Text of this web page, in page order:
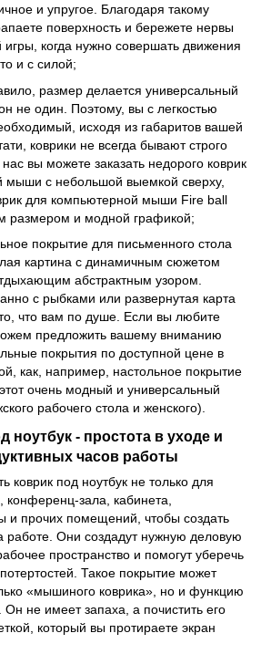
и упругое. Благодаря такому
поверхность и бережете нервы
игры, когда нужно совершать движения
и с силой;
размер делается универсальный
не один. Поэтому, вы с легкостью
исходя из габаритов вашей
коврики не всегда бывают строго
вы можете заказать недорого коврик
мыши с небольшой выемкой сверху,
для компьютерной мыши Fire ball
размером и модной графикой;
покрытие для письменного стола
картина с динамичным сюжетом
абстрактным узором.
с рыбками или развернутая карта
что вам по душе. Если вы любите
предложить вашему вниманию
покрытия по доступной цене в
как, например, настольное покрытие
очень модный и универсальный
рабочего стола и женского).
ноутбук - простота в уходе и
часов работы
коврик под ноутбук не только для
зала, кабинета,
и прочих помещений, чтобы создать
работе. Они создадут нужную деловую
пространство и помогут уберечь
Такое покрытие может
«мышиного коврика», но и функцию
не имеет запаха, а почистить его
который вы протираете экран